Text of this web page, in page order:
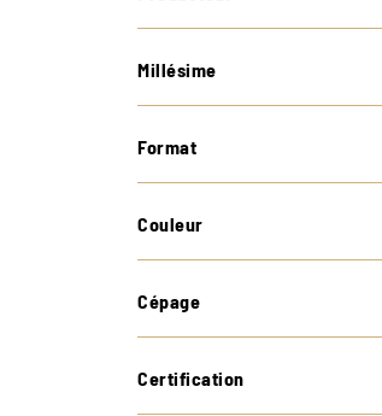
Millésime
Format
Couleur
Cépage
Certification